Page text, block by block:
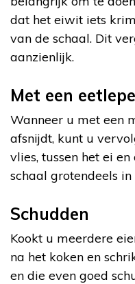
dat het eiwit iets
van de schaal. Dit
aanzienlijk.
Met een
Wanneer u met een
afsnijdt, kunt u
vlies, tussen het ei
schaal grotendeels
Schudden
Kookt u meerdere
na het koken en
en die even goed